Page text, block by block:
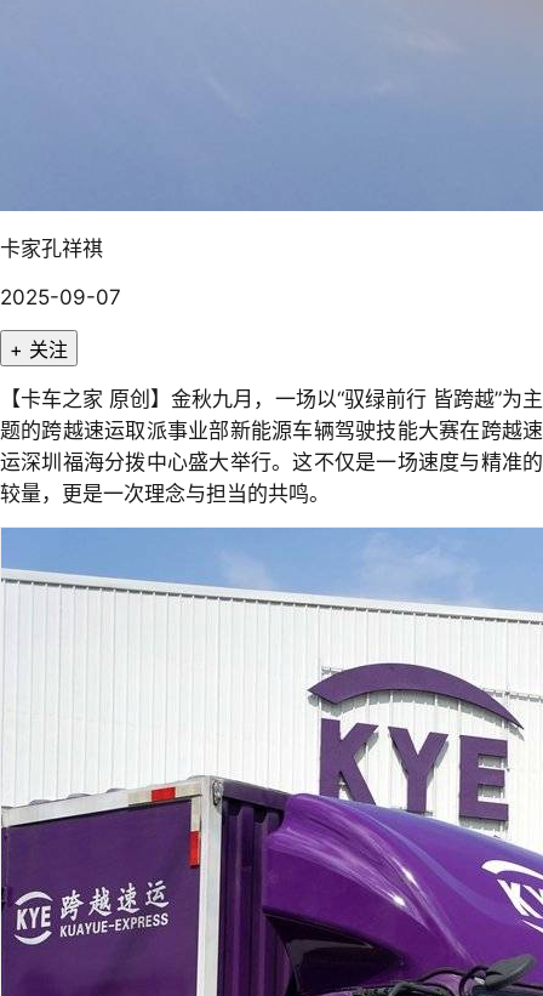
卡家孔祥祺
2025-09-07
+ 关注
【卡车之家 原创】金秋九月，一场以“驭绿前行 皆跨越”为主
题的跨越速运取派事业部新能源车辆驾驶技能大赛在跨越速
运深圳福海分拨中心盛大举行。这不仅是一场速度与精准的
较量，更是一次理念与担当的共鸣。